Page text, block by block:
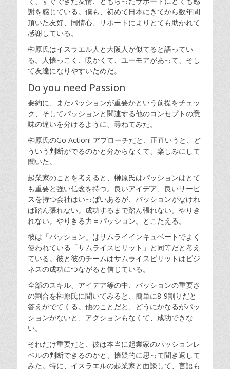
謝を感じている。僕も、初めて日本にきてから数年間
頂いた友好、同情心、サポートによりとても助かれて
感謝している。
榊原氏はイスラエル人と大阪人が似てると語ってい
る。 人懐っこく 、暖かくて、ユーモアがあって、そし
て友達になりやすいためだ。
Do you need Passion
要約に、またパッションが重要かという前提をチェッ
ク、そしてパッションと関連する他のコンセプトの意
味の違いを分けるように、尋ねてみた。
榊原氏のGo Action! アプローチだと、正直いうと、ど
ういう判断がでるのかと分からなくて、楽しみにして
聞いた。
起業家のことを考えると、榊原氏はパッションはとて
も重要と強い信念を持つ。良いアイデア、良いサービ
スを持つ会社はいっぱいあるが、パッションがなけれ
ば踏ん張れない。成功するまで踏ん張れない。やりき
れない。やりきる力＝パッション。とこたえる。
彼は「パッション」はサムライインキュベートでよく
使われている「サムライスピリット」と同等だと考え
ている。彼と彼のチームはサムライスピリットはビジ
ネスの成功につながると信じている。
全部のスキル、アイデア等の中、パッションの重要さ
の割合を榊原氏に聞いてみると、簡単に8-9割りだと
答えがでてくる。他のことだと、どうにかなるがパッ
ションがないと、アクションもなくて、成功できな
い。
それだけ重要だと、彼は本当に起業家のパッションレ
ベルの判断できるのかと、懐疑的に思って聞き返 して
みた。特に、イスラエルの起業家と面談して、言語も